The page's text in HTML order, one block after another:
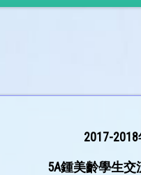
2017-
5A鍾美齡學生